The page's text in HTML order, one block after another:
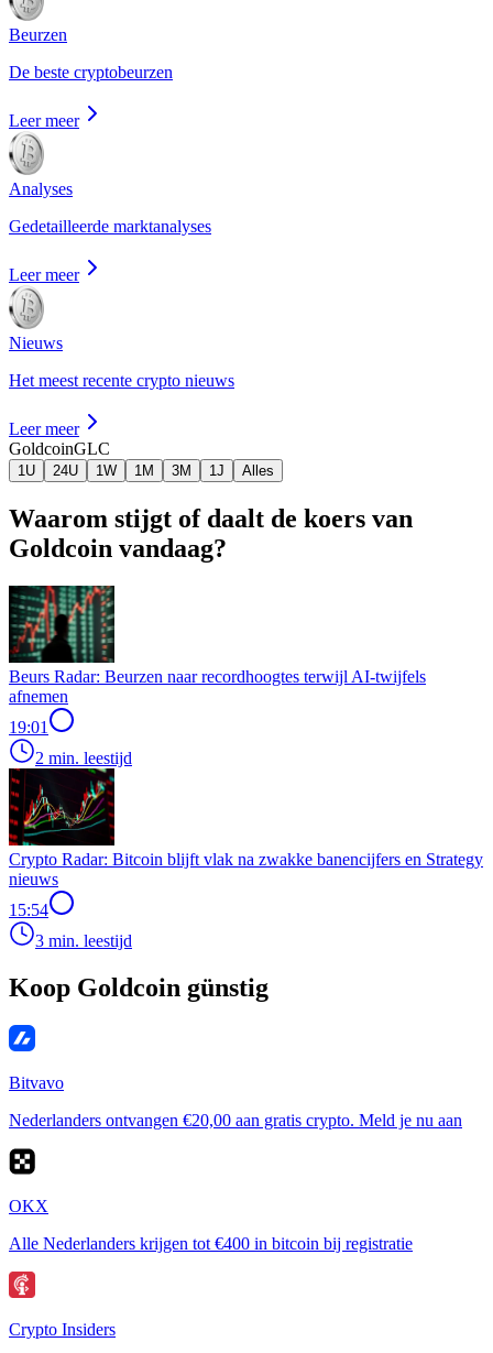
Beurzen
De beste cryptobeurzen
Leer meer
Analyses
Gedetailleerde marktanalyses
Leer meer
Nieuws
Het meest recente crypto nieuws
Leer meer
GoldcoinGLC
1U 24U 1W 1M 3M 1J Alles
Waarom stijgt of daalt de koers van
Goldcoin vandaag?
Beurs Radar: Beurzen naar recordhoogtes terwijl AI-twijfels
afnemen
19:01
2 min. leestijd
Crypto Radar: Bitcoin blijft vlak na zwakke banencijfers en Strategy
nieuws
15:54
3 min. leestijd
Koop Goldcoin günstig
Bitvavo
Nederlanders ontvangen €20,00 aan gratis crypto. Meld je nu aan
OKX
Alle Nederlanders krijgen tot €400 in bitcoin bij registratie
Crypto Insiders